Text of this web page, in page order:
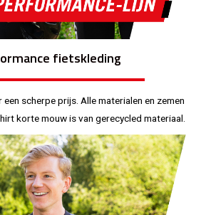
fietskleding
scherpe prijs. Alle materialen en zemen
korte mouw is van gerecycled materiaal.